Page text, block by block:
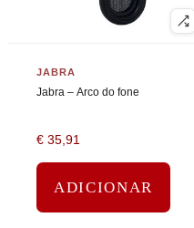
JABRA
Jabra – Arco do fone
€ 35,91
ADICIONAR